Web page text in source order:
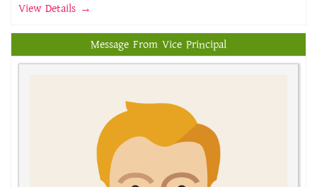
View Details →
Message From Vice Principal